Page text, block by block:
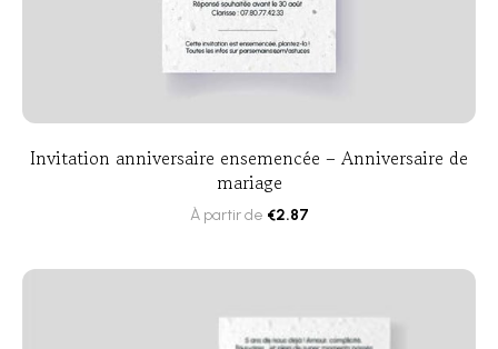
Invitation anniversaire ensemencée – Anniversaire de
mariage
À partir de €2.87